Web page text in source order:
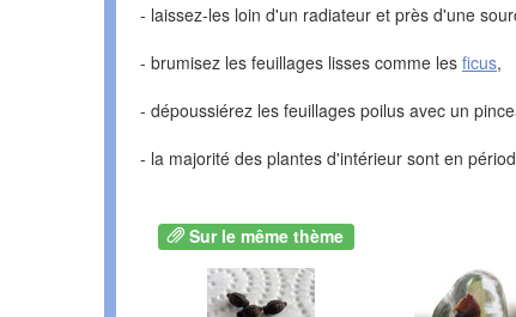
- laissez-les loin d'un radiateur et près d'une
- brumisez les feuillages lisses comme les ficus,
- dépoussiérez les feuillages poilus avec un
- la majorité des plantes d'intérieur sont en
Sur le même thème